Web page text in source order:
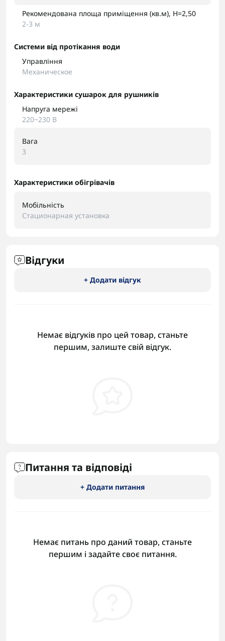
Рекомендована площа приміщення (кв.м), H=2,50
2-3 м
Системи від протікання води
Управління
Механическое
Характеристики сушарок для рушників
Напруга мережі
220~230 В
Вага
3
Характеристики обігрівачів
Мобільність
Стационарная установка
Відгуки
+ Додати відгук
Немає відгуків про цей товар, станьте
першим, залиште свій відгук.
Питання та відповіді
+ Додати питання
Немає питань про даний товар, станьте
першим і задайте своє питання.